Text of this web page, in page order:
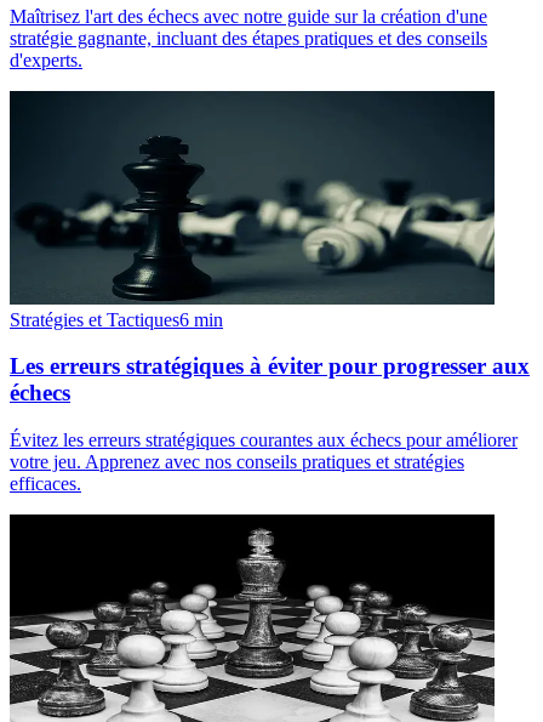
Maîtrisez l'art des échecs avec notre guide sur la création d'une
stratégie gagnante, incluant des étapes pratiques et des conseils
d'experts.
Stratégies et Tactiques6 min
Les erreurs stratégiques à éviter pour progresser aux
échecs
Évitez les erreurs stratégiques courantes aux échecs pour améliorer
votre jeu. Apprenez avec nos conseils pratiques et stratégies
efficaces.